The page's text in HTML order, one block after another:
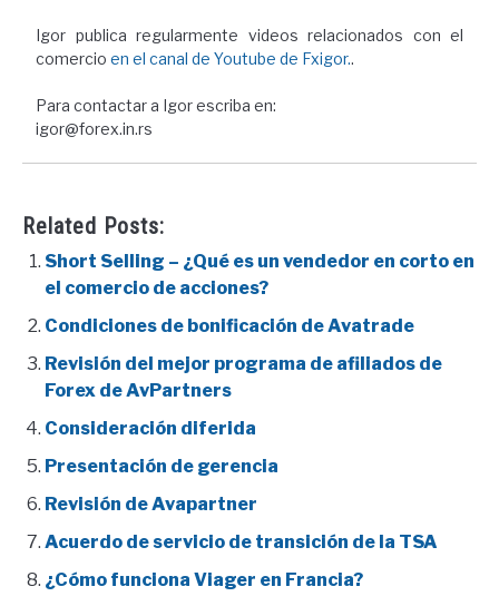
Igor publica regularmente videos relacionados con el
comercio en el canal de Youtube de Fxigor..
Para contactar a Igor escriba en:
igor@forex.in.rs
Related Posts:
Short Selling – ¿Qué es un vendedor en corto en
el comercio de acciones?
Condiciones de bonificación de Avatrade
Revisión del mejor programa de afiliados de
Forex de AvPartners
Consideración diferida
Presentación de gerencia
Revisión de Avapartner
Acuerdo de servicio de transición de la TSA
¿Cómo funciona Viager en Francia?